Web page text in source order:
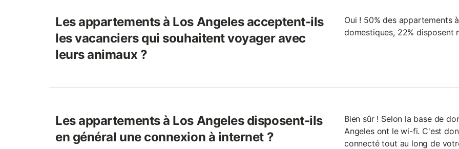
Les appartements à Los Angeles acceptent-ils
les vacanciers qui souhaitent voyager avec
leurs animaux ?
Oui ! 50% des appartements
domestiques, 22% disposent
Les appartements à Los Angeles disposent-ils
en général une connexion à internet ?
Bien sûr ! Selon la base de
Angeles ont le wi-fi. C'est
connecté tout au long de